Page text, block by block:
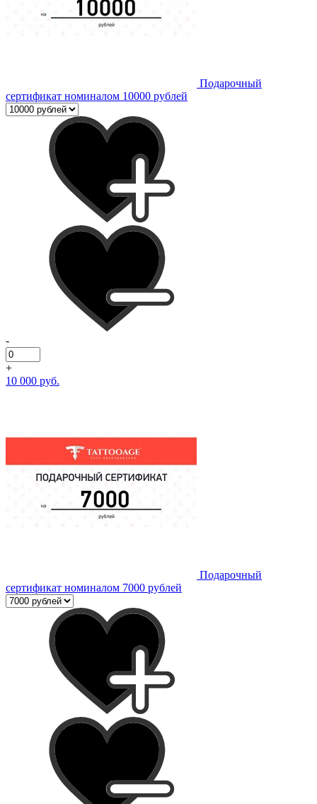
Подарочный
сертификат номиналом 10000 рублей
-
+
10 000 руб.
Подарочный
сертификат номиналом 7000 рублей